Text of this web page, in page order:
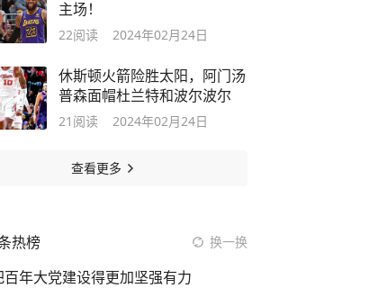
主场！
22阅读 2024年02月24日
休斯顿火箭险胜太阳，阿门汤
普森面帽杜兰特和波尔波尔
21 阅读 2024年02月24日
查看更多
热榜 换一换
百年大党建设得更加坚强有力